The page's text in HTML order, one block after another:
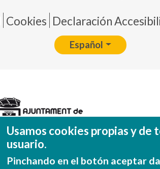
Pie de
Cookies Declaración
Español
Usamos cookies propias y
usuario.
Pinchando en el botón aceptar